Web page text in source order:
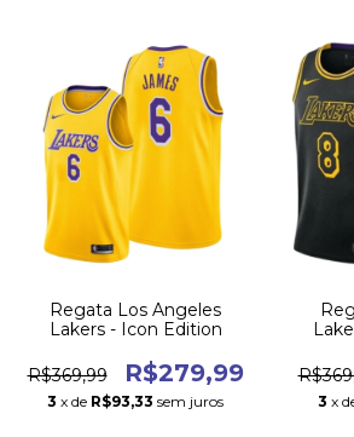
Regata Los Angeles
Lakers - Icon Edition
R$369,99 R$279,99
3 x de R$93,33 sem juros 3 x